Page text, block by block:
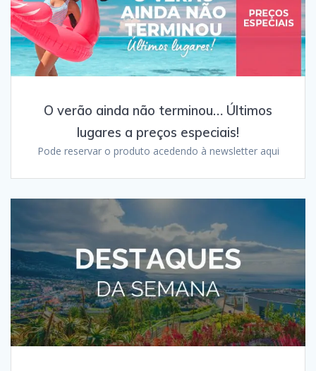
O verão ainda não terminou… Últimos
lugares a preços especiais!
Pode reservar o produto acedendo à newsletter aqui